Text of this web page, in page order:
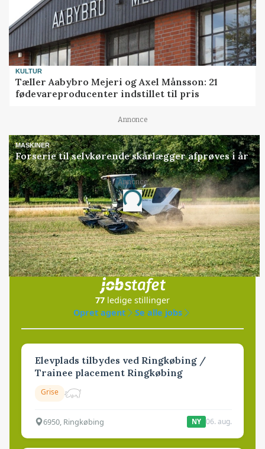
KULTUR
Tæller Aabybro Mejeri og Axel Månsson: 21
fødevareproducenter indstillet til pris
Annonce
MASKINER
Forserie til selvkørende skårlægger afprøves i år
Annonce
Loading...
Jobs
i samarbejde med
77 ledige stillinger
Opret agent
Se alle jobs
Elevplads tilbydes ved Ringkøbing /
Trainee placement Ringkøbing
Grise
6950, Ringkøbing NY 06. aug.